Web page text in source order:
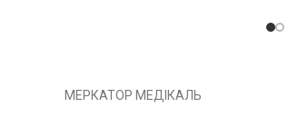
МЕРКАТОР МЕДІКАЛЬ